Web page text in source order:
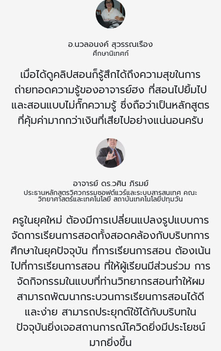
อ.นวลอนงค์ สุวรรณเรือง
ศึกษานิเทศก์
เมื่อได้ดูคลิปสอนก็รู้สึกได้ถึงความสุขในการ
ถ่ายทอดความรู้ของอาจารย์ฮง ที่สอนไปยิ้มไป
และสอนแบบไม่กั๊กความรู้ ซึ่งถือว่าเป็นหลักสูตร
ที่คุ้มค่ามากกว่าเงินที่เสียไปอย่างแน่นอนครับ
อาจารย์ ดร.วศิน ภิรมย์
ประธานหลักสูตรวิศวกรรมซอฟต์แวร์และระบบสารสนเทศ คณะ
วิทยาศาสตร์และเทคโนโลยี สถาบันเทคโนโลยีปทุมวัน
ครูในยุคใหม่ ต้องมีการเปลี่ยนแปลงรูปแบบการ
จัดการเรียนการสอดทั้งสอดคล้องกับบริบทการ
ศึกษาในยุคปัจจุบัน ที่การเรียนการสอน ต้องเน้น
ไปที่การเรียนการสอน ที่ให้ผู้เรียนมีส่วนร่วม การ
จัดกิจกรรมในแบบที่ท่านวิทยากรสอนทำให้ผม
สามารถพัฒนากระบวนการเรียนการสอนได้ดี
และง่าย สามารถประยุกต์ใช้ได้กับบริบทใน
ปัจจุบันยิ่งเจอสถานการณ์โควิดยิ่งมีประโยชน์
มากยิ่งขึ้น